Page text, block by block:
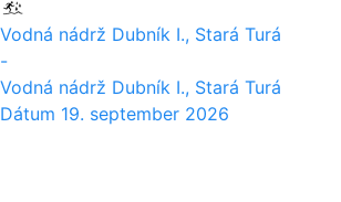
Vodná nádrž Dubník I., Stará Turá
-
Vodná nádrž Dubník I., Stará Turá
Dátum 19. september 2026